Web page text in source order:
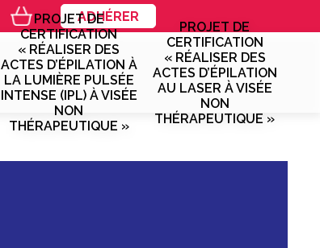
ADHÉRER
PROJET DE
CERTIFICATION
« RÉALISER DES
ACTES D’ÉPILATION À
LA LUMIÈRE PULSÉE
INTENSE (IPL) À VISÉE
NON
THÉRAPEUTIQUE »
PROJET DE
CERTIFICATION
« RÉALISER DES
ACTES D’ÉPILATION
AU LASER À VISÉE
NON
THÉRAPEUTIQUE »